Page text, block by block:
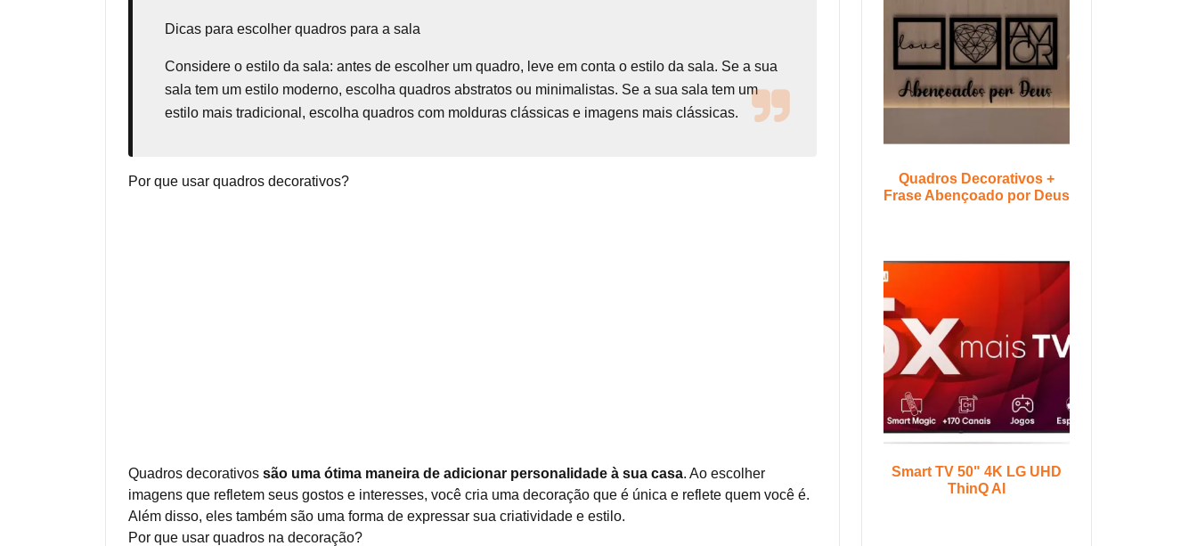
Dicas para escolher quadros para a sala
Considere o estilo da sala: antes de escolher um quadro, leve em conta o estilo da sala. Se a sua
sala tem um estilo moderno, escolha quadros abstratos ou minimalistas. Se a sua sala tem um
estilo mais tradicional, escolha quadros com molduras clássicas e imagens mais clássicas.
Por que usar quadros decorativos?
Quadros decorativos são uma ótima maneira de adicionar personalidade à sua casa. Ao escolher
imagens que refletem seus gostos e interesses, você cria uma decoração que é única e reflete quem você é.
Além disso, eles também são uma forma de expressar sua criatividade e estilo.
Por que usar quadros na decoração?
Quadros Decorativos +
Frase Abençoado por Deus
Smart TV 50" 4K LG UHD
ThinQ AI